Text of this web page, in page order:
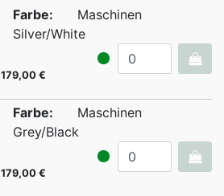
Farbe:
Silver/White
Maschinen
179,00 €
Farbe:
Grey/Black
Maschinen
179,00 €